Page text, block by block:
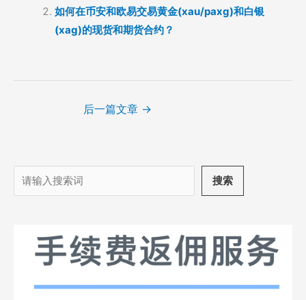
如何在币安和欧易交易黄金(xau/paxg)和白银
(xag)的现货和期货合约？
后一篇文章 →
搜
索
搜索